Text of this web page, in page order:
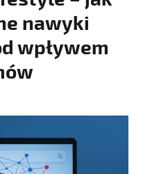
nawyki
wpływem